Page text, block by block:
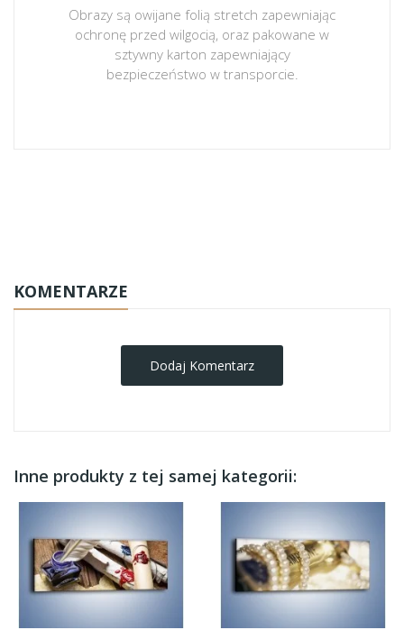
Obrazy są owijane folią stretch zapewniając
ochronę przed wilgocią, oraz pakowane w
sztywny karton zapewniający
bezpieczeństwo w transporcie.
KOMENTARZE
Dodaj Komentarz
Inne produkty z tej samej kategorii: